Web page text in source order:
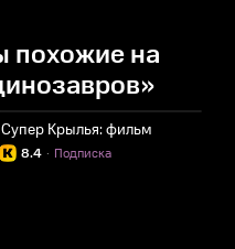
похожие на
Супер Крылья: фильм
8.4 Подписка
·